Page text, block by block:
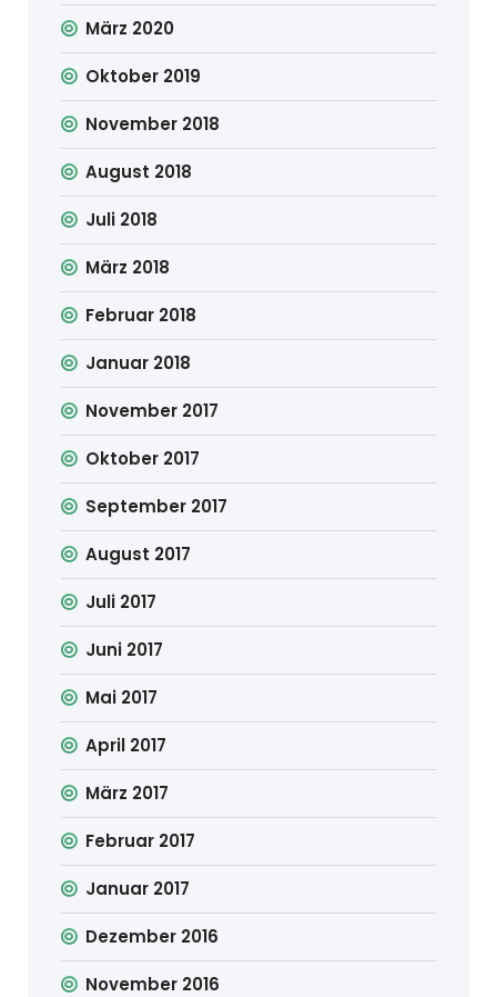
März 2020
Oktober 2019
November 2018
August 2018
Juli 2018
März 2018
Februar 2018
Januar 2018
November 2017
Oktober 2017
September 2017
August 2017
Juli 2017
Juni 2017
Mai 2017
April 2017
März 2017
Februar 2017
Januar 2017
Dezember 2016
November 2016